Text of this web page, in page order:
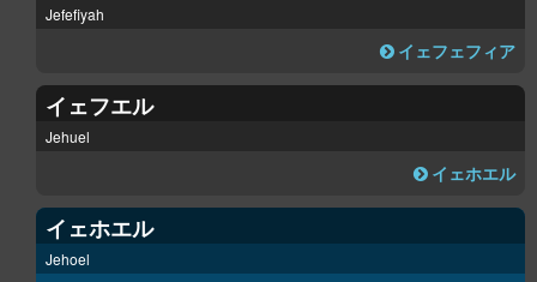
Jefefiyah
イェフェフィア
イェフエル
Jehuel
イェホエル
イェホエル
Jehoel